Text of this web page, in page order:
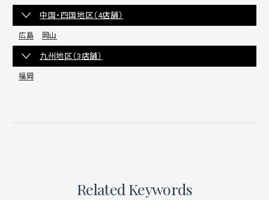
中国・四国地区（4店舗）
広島 岡山
九州地区（3店舗）
福岡
Related Keywords